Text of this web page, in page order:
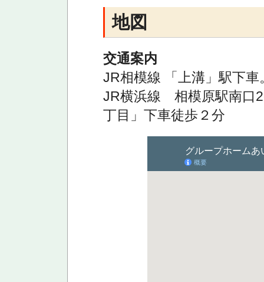
地図
交通案内
JR相模線 「上溝」駅下車
JR横浜線 相模原駅南口
丁目」下車徒歩２分